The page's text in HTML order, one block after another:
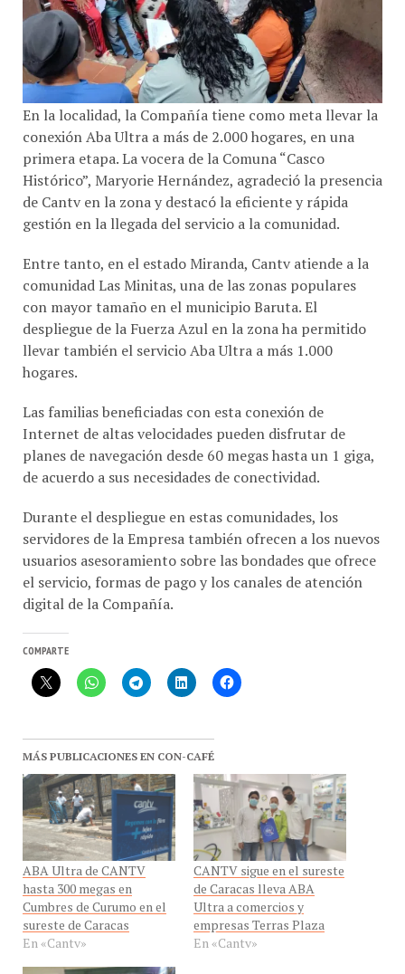
En la localidad, la Compañía tiene como meta llevar la
conexión Aba Ultra a más de 2.000 hogares, en una
primera etapa. La vocera de la Comuna “Casco
Histórico”, Maryorie Hernández, agradeció la presencia
de Cantv en la zona y destacó la eficiente y rápida
gestión en la llegada del servicio a la comunidad.
comunidad Las Minitas, una de las zonas populares
con mayor tamaño en el municipio Baruta. El
despliegue de la Fuerza Azul en la zona ha permitido
llevar también el servicio Aba Ultra a más 1.000
hogares.
Internet de altas velocidades pueden disfrutar de
planes de navegación desde 60 megas hasta un 1 giga,
de acuerdo a sus necesidades de conectividad.
servidores de la Empresa también ofrecen a los nuevos
usuarios asesoramiento sobre las bondades que ofrece
el servicio, formas de pago y los canales de atención
digital de la Compañía.
ABA Ultra de CANTV
hasta 300 megas en
Cumbres de Curumo en el
sureste de Caracas
En «Cantv»
CANTV sigue en el sureste
de Caracas lleva ABA
Ultra a comercios y
empresas Terras Plaza
En «Cantv»